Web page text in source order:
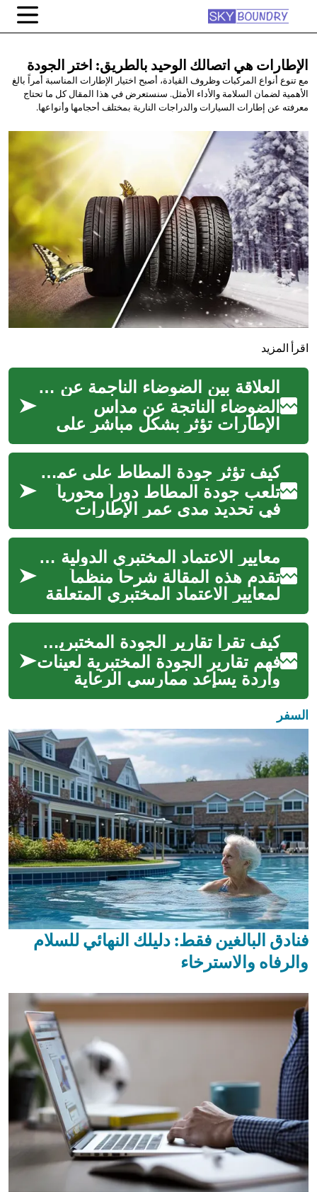
الإطارات هي اتصالك الوحيد بالطريق: اختر الجودة
مع تنوع أنواع المركبات وظروف القيادة، أصبح اختيار الإطارات المناسبة أمراً بالغ
الأهمية لضمان السلامة والأداء الأمثل. سنستعرض في هذا المقال كل ما تحتاج
معرفته عن إطارات السيارات والدراجات النارية بمختلف أحجامها وأنواعها.
اقرأ المزيد
العلاقة بين الضوضاء الناجمة عن المداس وتجربة الركوب
الضوضاء الناتجة عن مداس
الإطارات تؤثر بشكل مباشر على
راحة الركاب وإحساس السائق
بالتحكم، وقد تكون مؤشراً مبكراً
لمشكلا...
كيف تؤثر جودة المطاط على عمر الاستخدام والأداء
تلعب جودة المطاط دوراً محورياً
في تحديد مدى عمر الإطارات
وأدائها على الطرق المختلفة. تؤثر
خصائص المطاط على الالتصاق (...
معايير الاعتماد المختبري الدولية لفحص الخلايا التناسلية الذكرية
تقدم هذه المقالة شرحاً منظماً
لمعايير الاعتماد المختبري المتعلقة
بفحص الخلايا التناسلية الذكرية، مع
التركيز على متطلب...
كيف تقرأ تقارير الجودة المختبرية لعينات واردة
فهم تقارير الجودة المختبرية لعينات
واردة يساعد ممارسي الرعاية
الصحية وأخصائيي المختبرات
السفر
فنادق البالغين فقط: دليلك النهائي للسلام
والرفاه والاسترخاء